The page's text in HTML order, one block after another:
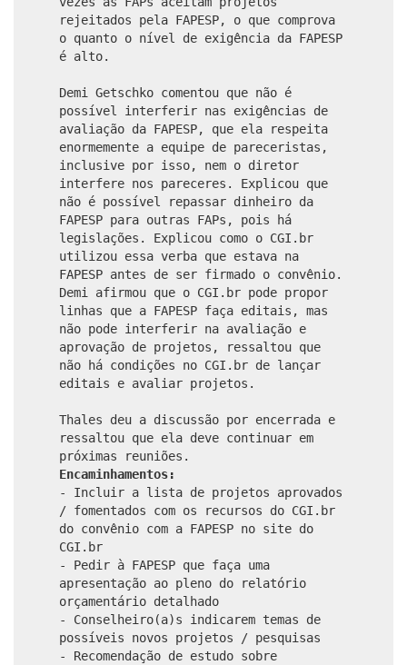
rejeitados pela FAPESP, o que comprova
o quanto o nível de exigência da FAPESP
é alto.
Demi Getschko comentou que não é
possível interferir nas exigências de
avaliação da FAPESP, que ela respeita
enormemente a equipe de pareceristas,
inclusive por isso, nem o diretor
interfere nos pareceres. Explicou que
não é possível repassar dinheiro da
FAPESP para outras FAPs, pois há
legislações. Explicou como o CGI.br
utilizou essa verba que estava na
FAPESP antes de ser firmado o convênio.
Demi afirmou que o CGI.br pode propor
linhas que a FAPESP faça editais, mas
não pode interferir na avaliação e
aprovação de projetos, ressaltou que
não há condições no CGI.br de lançar
editais e avaliar projetos.
Thales deu a discussão por encerrada e
ressaltou que ela deve continuar em
próximas reuniões.
Encaminhamentos:
- Incluir a lista de projetos aprovados
/ fomentados com os recursos do CGI.br
do convênio com a FAPESP no site do
CGI.br
- Pedir à FAPESP que faça uma
apresentação ao pleno do relatório
orçamentário detalhado
- Conselheiro(a)s indicarem temas de
possíveis novos projetos / pesquisas
- Recomendação de estudo sobre